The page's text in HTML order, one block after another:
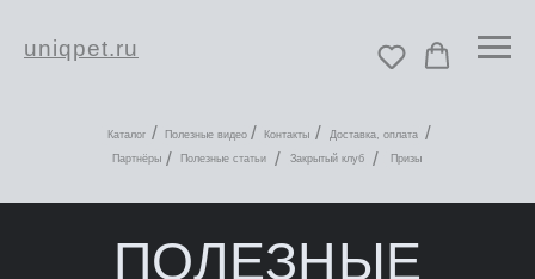
uniqpet.ru
Каталог Полезные видео
/ / Контакты
Доставка, оплата
Партнёры
Полезные статьи Закрытый клуб Призы
/
/
/
/ /
ПОЛЕЗНЫЕ